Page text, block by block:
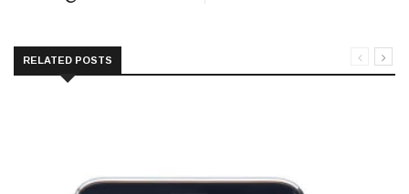
RELATED POSTS